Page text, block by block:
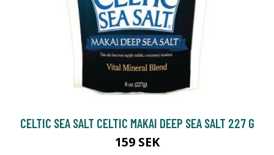
CELTIC SEA SALT CELTIC MAKAI DEEP SEA SALT 227 G
159 SEK